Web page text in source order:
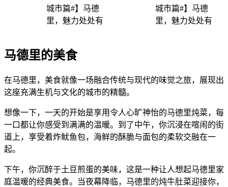
马德里的美食
在马德里，美食就像一场融合传统与现代的味觉之旅，展现出
这座充满生机与文化的城市的精髓。
想像一下，一天的开始是享用令人心旷神怡的马德里炖菜，每
一口都让你感受到满满的温暖。到了中午，你沉浸在喧闹的街
道上，享受着炸鱿鱼包，海鲜的酥脆与面包的柔软交融在一
起。
下午，你沉醉于土豆煎蛋的美味，这是一种让人想起马德里家
庭温暖的经典美食。当夜幕降临，马德里的炖牛肚菜迎接你，